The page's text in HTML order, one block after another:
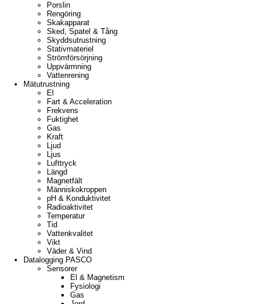
Porslin
Rengöring
Skakapparat
Sked, Spatel & Tång
Skyddsutrustning
Stativmateriel
Strömförsörjning
Uppvärmning
Vattenrening
Mätutrustning
El
Fart & Acceleration
Frekvens
Fuktighet
Gas
Kraft
Ljud
Ljus
Lufttryck
Längd
Magnetfält
Människokroppen
pH & Konduktivitet
Radioaktivitet
Temperatur
Tid
Vattenkvalitet
Vikt
Väder & Vind
Datalogging PASCO
Sensorer
El & Magnetism
Fysiologi
Gas